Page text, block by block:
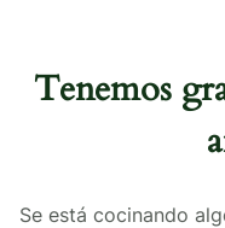
Tenemos
Se está cocinando